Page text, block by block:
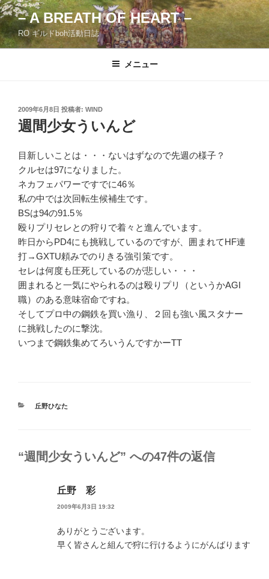
コ
ン
テ
ン
– A BREATH OF HEART –
RO ギルドboh活動日誌
メニュー
投
稿
日:
2009年6月8日 投稿者: WIND
週間少女ういんど
目新しいことは・・・ないはずなので先週の様子？
クルセは97になりました。
ネカフェパワーですでに46％
私の中では次回転生候補生です。
BSは94の91.5％
殴りプリセレとの狩りで着々と進んでいます。
昨日からPD4にも挑戦しているのですが、囲まれてHF連
打→GXTU頼みでのりきる強引策です。
セレは何度も圧死しているのが悲しい・・・
囲まれると一気にやられるのは殴りプリ（というかAGI
職）のある意味宿命ですね。
そしてプロ中の鋼鉄を買い漁り、２回も強い風スタナー
に挑戦したのに撃沈。
いつまで鋼鉄集めてろいうんですかーTT
カ
丘野ひなた
“週間少女ういんど” への47件の返信
丘野 彩
2009年6月3日 19:32
ありがとうございます。
早く皆さんと組んで狩に行けるようにがんばります